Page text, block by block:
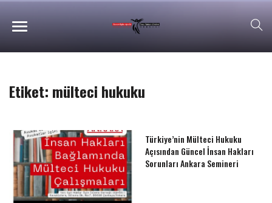
Etiket: mülteci hukuku
Türkiye’nin Mülteci Hukuku
Açısından Güncel İnsan Hakları
Sorunları Ankara Semineri